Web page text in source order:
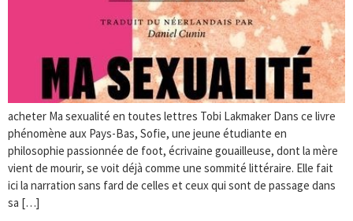
acheter Ma sexualité en toutes lettres Tobi Lakmaker Dans ce livre
phénomène aux Pays-Bas, Sofie, une jeune étudiante en
philosophie passionnée de foot, écrivaine gouailleuse, dont la mère
vient de mourir, se voit déjà comme une sommité littéraire. Elle fait
ici la narration sans fard de celles et ceux qui sont de passage dans
sa […]